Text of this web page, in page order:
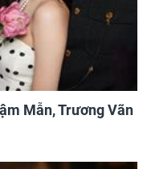
Mẫn, Trương Vãn